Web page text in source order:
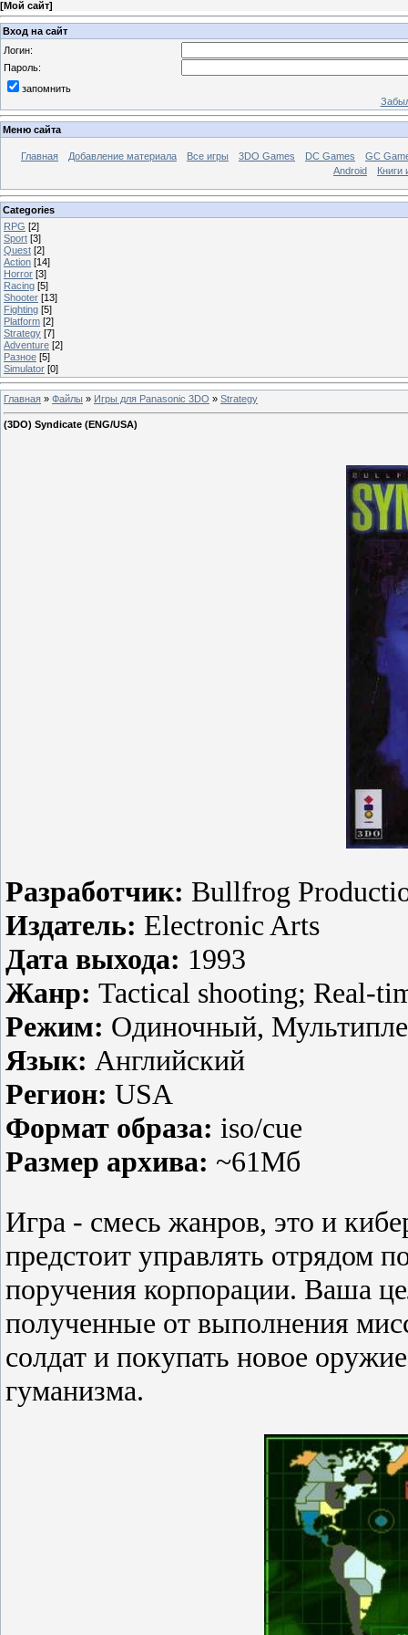
[Мой сайт]
Вход на сайт
Логин:
Пароль:
запомнить
Меню сайта
Главная Добавление материала Все игры 3DO Games DC Games
GC
Android
Книги
Categories
RPG [2]
Sport [3]
Quest [2]
Action [14]
Horror [3]
Racing [5]
Shooter [13]
Fighting [5]
Platform [2]
Strategy [7]
Adventure [2]
Разное [5]
Simulator [0]
Главная » Файлы » Игры для Panasonic 3DO » Strategy
(3DO) Syndicate (ENG/USA)
Разработчик: Bullfrog
Издатель: Electronic Arts
Дата выхода: 1993
Жанр: Tactical shooting; Real-
Режим: Одиночный,
Язык: Английский
Регион: USA
Формат образа: iso/cue
Размер архива: ~61Мб
Игра - смесь жанров, это и
предстоит управлять отрядом
поручения корпорации. Ваша
полученные от выполнения
солдат и покупать новое
гуманизма.